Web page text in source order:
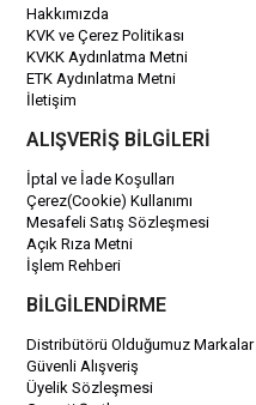
Hakkımızda
KVK ve Çerez Politikası
KVKK Aydınlatma Metni
ETK Aydınlatma Metni
İletişim
ALIŞVERİŞ BİLGİLERİ
İptal ve İade Koşulları
Çerez(Cookie) Kullanımı
Mesafeli Satış Sözleşmesi
Açık Rıza Metni
İşlem Rehberi
BİLGİLENDİRME
Distribütörü Olduğumuz Markalar
Güvenli Alışveriş
Üyelik Sözleşmesi